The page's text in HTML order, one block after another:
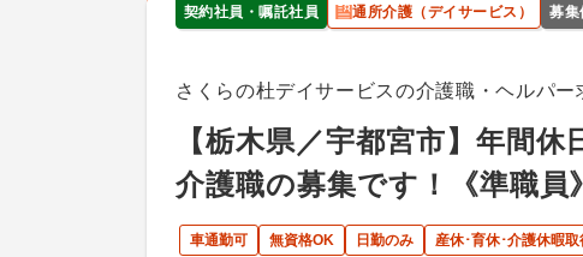
契約社員・嘱託社員 通所介護（デイサービス） 募集
さくらの杜デイサービスの介護職・ヘルパー
【栃木県／宇都宮市】年間
介護職の募集です！《準職員》
車通勤可 無資格OK 日勤のみ 産休･育休･介護休暇取